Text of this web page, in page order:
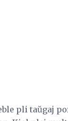
pli taŭgaj